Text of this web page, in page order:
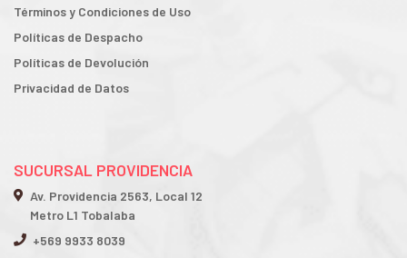
Términos y Condiciones de Uso
Políticas de Despacho
Políticas de Devolución
Privacidad de Datos
SUCURSAL PROVIDENCIA
Av. Providencia 2563, Local 12
Metro L1 Tobalaba
+569 9933 8039